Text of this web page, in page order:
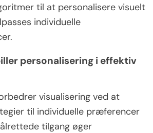
til at personalisere visuelt
individuelle
personalisering i effektiv
visualisering ved at
til individuelle præferencer
tilgang øger